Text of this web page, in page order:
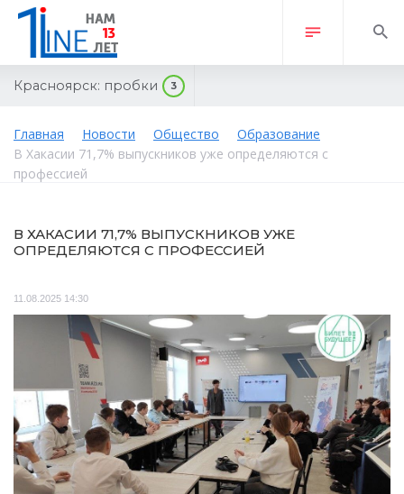
Красноярск: пробки 3
Главная Новости Общество
Образование
В Хакасии 71,7% выпускников уже определяются с
профессией
В ХАКАСИИ 71,7% ВЫПУСКНИКОВ УЖЕ
ОПРЕДЕЛЯЮТСЯ С ПРОФЕССИЕЙ
11.08.2025 14:30